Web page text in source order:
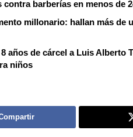
contra barberías en menos de
millonario: hallan más de
años de cárcel a Luis Alberto
niños